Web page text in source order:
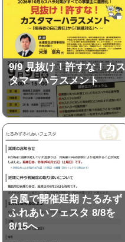
9/9 見抜け！許すな！カス
タマーハラスメント
台風で開催延期 たるみず
ふれあいフェスタ 8/8を
8/15へ